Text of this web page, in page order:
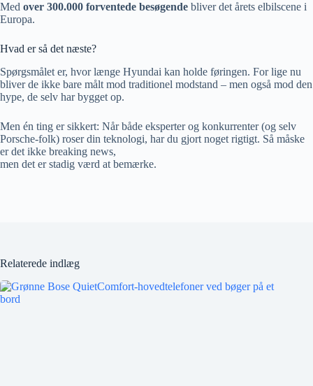
Med over 300.000 forventede besøgende bliver det årets elbilscene i
Europa.
Hvad er så det næste?
Spørgsmålet er, hvor længe Hyundai kan holde føringen. For lige nu
bliver de ikke bare målt mod traditionel modstand – men også mod den
hype, de selv har bygget op.
Men én ting er sikkert: Når både eksperter og konkurrenter (og selv
Porsche-folk) roser din teknologi, har du gjort noget rigtigt. Så måske
er det ikke breaking news,
men det er stadig værd at bemærke.
Relaterede indlæg